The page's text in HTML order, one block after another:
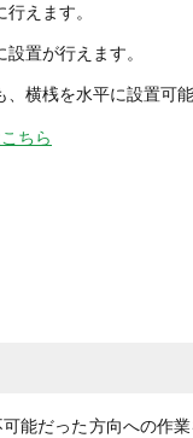
えます。
置が行えます。
横桟を水平に設置可能
ちら
能だった方向への作